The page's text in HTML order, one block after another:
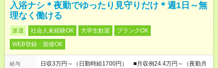
入浴ナシ＊夜勤でゆったり見守りだけ＊週1日～無
理なく働ける
派遣 社会人未経験OK 大学生歓迎
ブランクOK
WEB登録・面接OK
給与 日収3万円～（日勤時給1700円） ■月収例24.4万円～（夜勤月